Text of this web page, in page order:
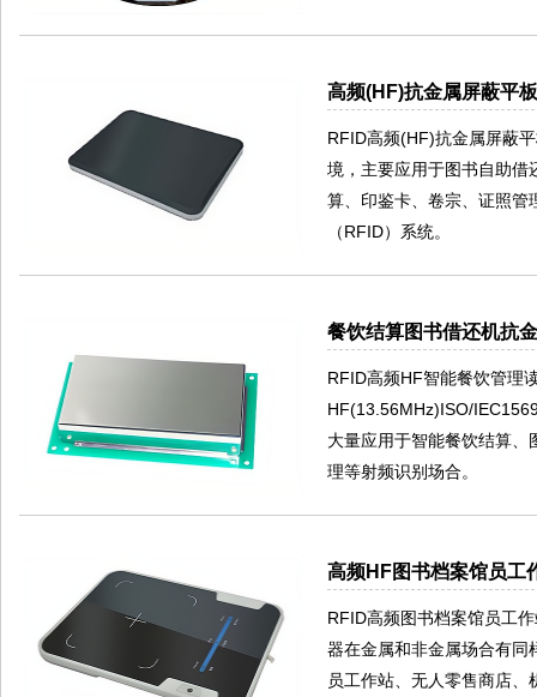
高频(HF)抗金属屏蔽平
RFID高频(HF)抗金属屏蔽
境，主要应用于图书自助借
算、印鉴卡、卷宗、证照管
（RFID）系统。
餐饮结算图书借还机抗
RFID高频HF智能餐饮管理
HF(13.56MHz)ISO/
大量应用于智能餐饮结算
理等射频识别场合。
高频HF图书档案馆员工
RFID高频图书档案馆员工
器在金属和非金属场合有同
员工作站、无人零售商店